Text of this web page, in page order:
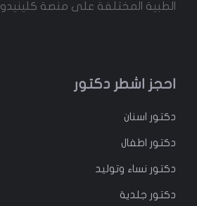
الطبية المختلفة على منصة كلينيدو.
احجز اشطر دكتور
دكتور اسنان
دكتور اطفال
دكتور نساء وتوليد
دكتور جلدية